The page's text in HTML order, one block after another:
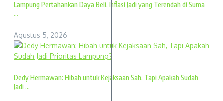
Lampung Pertahankan Daya Beli, Inflasi Jadi yang Terendah di Suma
...
Agustus 5, 2026
Dedy Hermawan: Hibah untuk Kejaksaan Sah, Tapi Apakah Sudah
Jadi ...